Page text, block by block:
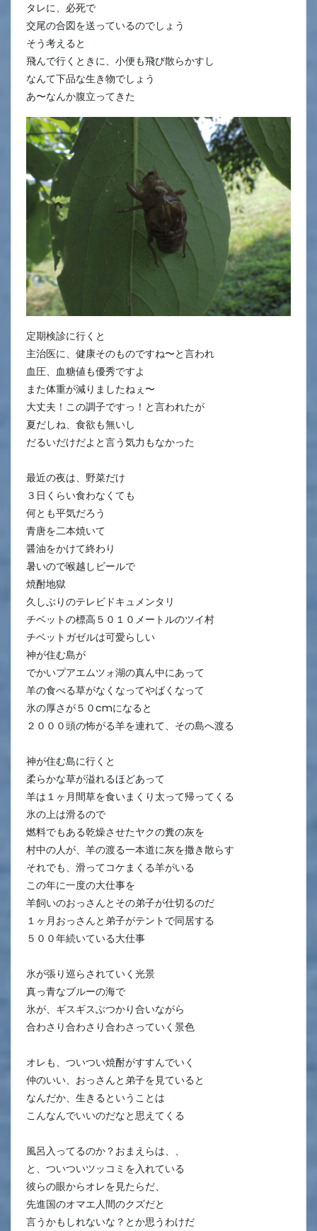
タレに、必死で
交尾の合図を送っているのでしょう
そう考えると
飛んで行くときに、小便も飛び散らかすし
なんて下品な生き物でしょう
あ〜なんか腹立ってきた
定期検診に行くと
主治医に、健康そのものですね〜と言われ
血圧、血糖値も優秀ですよ
また体重が減りましたねぇ〜
大丈夫！この調子ですっ！と言われたが
夏だしね、食欲も無いし
だるいだけだよと言う気力もなかった
最近の夜は、野菜だけ
３日くらい食わなくても
何とも平気だろう
青唐を二本焼いて
醤油をかけて終わり
暑いので喉越しビールで
焼酎地獄
久しぶりのテレビドキュメンタリ
チベットの標高５０１０メートルのツイ村
チベットガゼルは可愛らしい
神が住む島が
でかいプアエムツォ湖の真ん中にあって
羊の食べる草がなくなってやばくなって
氷の厚さが５０cmになると
２０００頭の怖がる羊を連れて、その島へ渡る
神が住む島に行くと
柔らかな草が溢れるほどあって
羊は１ヶ月間草を食いまくり太って帰ってくる
氷の上は滑るので
燃料でもある乾燥させたヤクの糞の灰を
村中の人が、羊の渡る一本道に灰を撒き散らす
それでも、滑ってコケまくる羊がいる
この年に一度の大仕事を
羊飼いのおっさんとその弟子が仕切るのだ
１ヶ月おっさんと弟子がテントで同居する
５００年続いている大仕事
氷が張り巡らされていく光景
真っ青なブルーの海で
氷が、ギスギスぶつかり合いながら
合わさり合わさり合わさっていく景色
オレも、ついつい焼酎がすすんでいく
仲のいい、おっさんと弟子を見ていると
なんだか、生きるということは
こんなんでいいのだなと思えてくる
風呂入ってるのか？おまえらは、、
と、ついついツッコミを入れている
彼らの眼からオレを見たらだ、
先進国のオマエ人間のクズだと
言うかもしれないな？とか思うわけだ